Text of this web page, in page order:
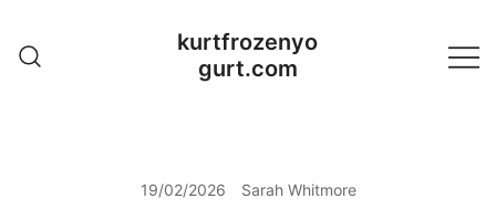
content
kurtfrozenyo
gurt.com
19/02/2026 Sarah Whitmore